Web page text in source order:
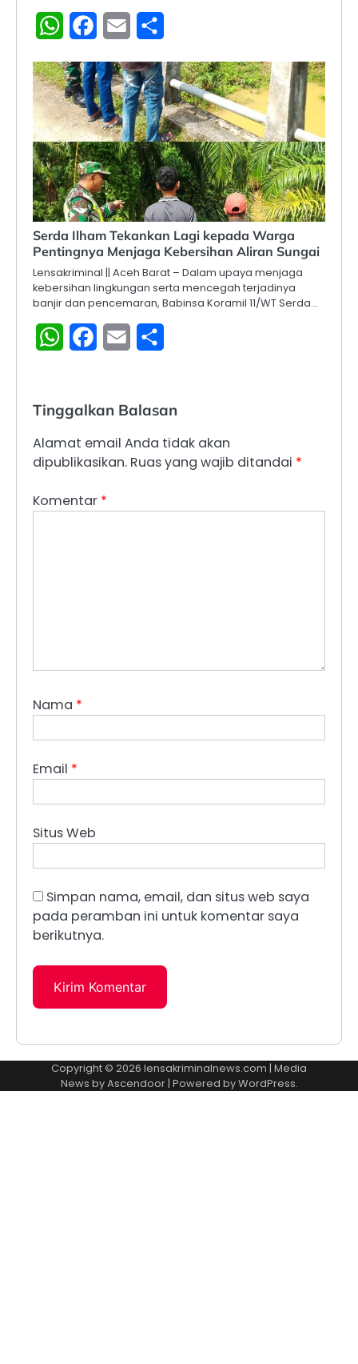
WhatsAppFacebook
Email
Serda Ilham Tekankan Lagi kepada Warga
Pentingnya Menjaga Kebersihan Aliran Sungai
Lensakriminal || Aceh Barat – Dalam upaya menjaga
kebersihan lingkungan serta mencegah terjadinya
banjir dan pencemaran, Babinsa Koramil 11/WT Serda…
WhatsAppFacebook
Email
Tinggalkan Balasan
Alamat email Anda tidak akan
dipublikasikan. Ruas yang wajib ditandai *
Komentar *
Nama *
Email *
Situs Web
Simpan nama, email, dan situs web saya
pada peramban ini untuk komentar saya
berikutnya.
Copyright © 2026 lensakriminalnews.com | Media
News byAscendoor| Powered byWordPress.